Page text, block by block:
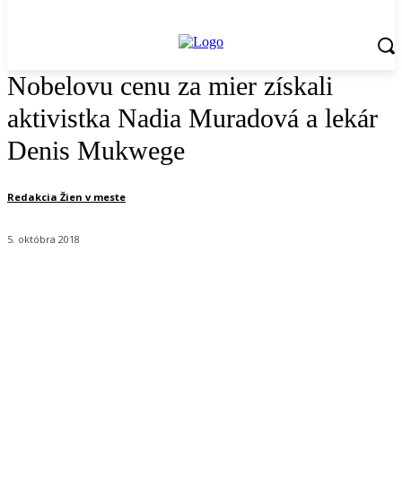
Nobelovu cenu za mier získali
aktivistka Nadia Muradová a lekár
Denis Mukwege
Redakcia Žien v meste
5. októbra 2018